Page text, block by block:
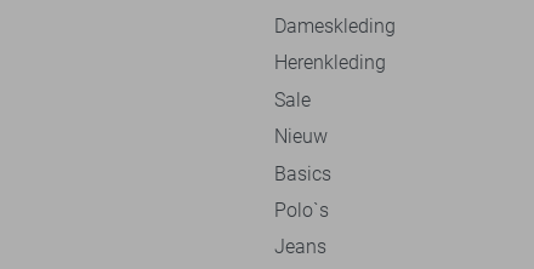
Dameskleding
Herenkleding
Sale
Nieuw
Basics
Polo`s
Jeans